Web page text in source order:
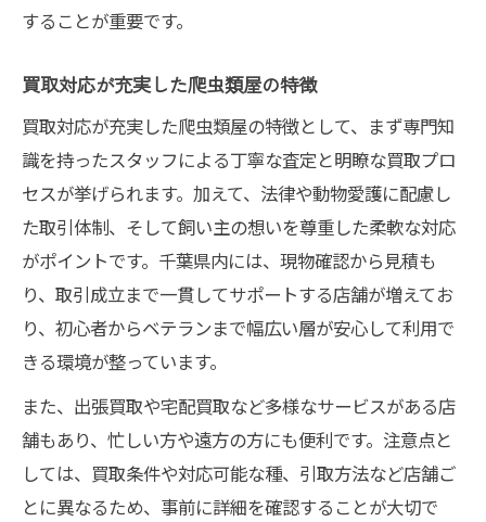
することが重要です。
買取対応が充実した爬虫類屋の特徴
買取対応が充実した爬虫類屋の特徴として、まず専門知
識を持ったスタッフによる丁寧な査定と明瞭な買取プロ
セスが挙げられます。加えて、法律や動物愛護に配慮し
た取引体制、そして飼い主の想いを尊重した柔軟な対応
がポイントです。千葉県内には、現物確認から見積も
り、取引成立まで一貫してサポートする店舗が増えてお
り、初心者からベテランまで幅広い層が安心して利用で
きる環境が整っています。
また、出張買取や宅配買取など多様なサービスがある店
舗もあり、忙しい方や遠方の方にも便利です。注意点と
しては、買取条件や対応可能な種、引取方法など店舗ご
とに異なるため、事前に詳細を確認することが大切で